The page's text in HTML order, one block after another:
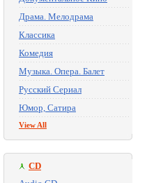
Драма. Мелодрама
Классика
Комедия
Музыка. Опера. Балет
Русский Сериал
Юмор, Сатира
View All
CD